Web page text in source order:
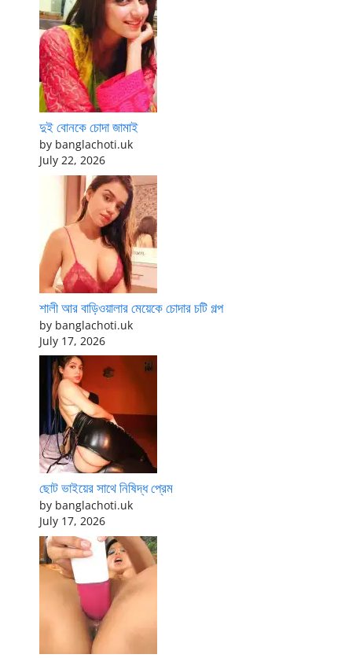
দুই বোনকে চোদা জামাই
by banglachoti.uk
July 22, 2026
শালী আর বাড়িওয়ালার মেয়েকে চোদার চটি গল্প
by banglachoti.uk
July 17, 2026
ছোট ভাইয়ের সাথে নিষিদ্ধ প্রেম
by banglachoti.uk
July 17, 2026